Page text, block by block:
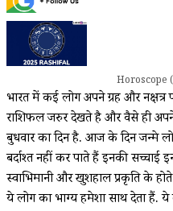
Horoscope
भारत में कई लोग अपने ग्रह और
राशिफल जरुर देखते है और वैसे ही
बुधवार का दिन है. आज के दिन जन्मे
बर्दाश्त नहीं कर पाते हैं इनकी
स्वाभिमानी और खुशहाल प्रकृति के
ये लोग का भाग्य हमेशा साथ देता हैं. ये